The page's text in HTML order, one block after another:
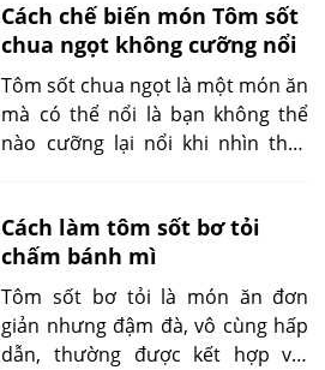
cao nên được nấu cho người
bệnh ăn trong những lúc bị đau
ốm.
Cách chế biến món Tôm sốt
chua ngọt không cưỡng nổi
Tôm sốt chua ngọt là một món ăn
mà có thể nổi là bạn không thể
nào cưỡng lại nổi khi nhìn thấy
cứ độ tuổi nào hay ở bất cứ vùng
miền nào. Chúc bạn thành công
và ghi điểm với người thân của
mình với món Tôm sốt chua ngọt
cực kì ngon này.
Cách làm tôm sốt bơ tỏi
chấm bánh mì
Tôm sốt bơ tỏi là món ăn đơn
giản nhưng đậm đà, vô cùng hấp
dẫn, thường được kết hợp với